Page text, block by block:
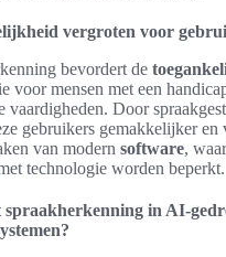
vergroten voor
bevordert de
voor mensen met een
vaardigheden. Door
gebruikers gemakkelijker en
van modern software,
technologie worden beperkt.
spraakherkenning in AI-